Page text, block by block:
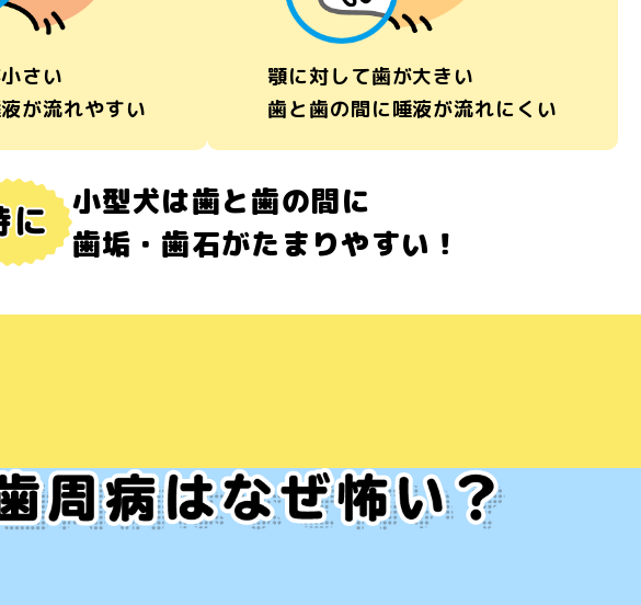
さい
が流れやすい
顎に対して歯が大きい
歯と歯の間に唾液が流れにくい
小型犬は歯と歯の間に
歯垢・歯石がたまりやすい！